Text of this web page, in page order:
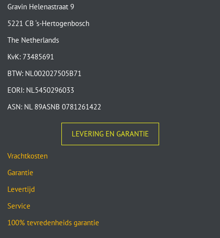
Gravin Helenastraat 9
5221 CB ‘s-Hertogenbosch
The Netherlands
KvK: 73485691
BTW: NL002027505B71
EORI: NL5450296033
ASN: NL 89ASNB 0781261422
LEVERING EN GARANTIE
Vrachtkosten
Garantie
Levertijd
Service
100% tevredenheids garantie